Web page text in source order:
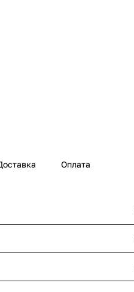
Оплата